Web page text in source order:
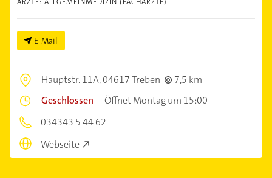
E-Mail
Hauptstr. 11A,04617 Treben
7,5 km
Geschlossen –Öffnet Montag um 15:00
034343 5 44 62
Webseite